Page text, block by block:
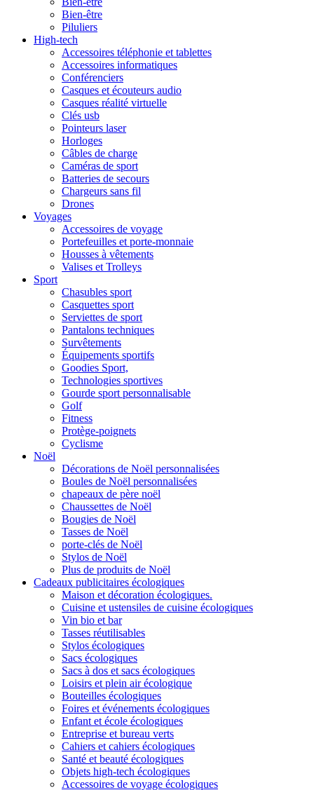
Bien-être
Piluliers
High-tech
Accessoires téléphonie et tablettes
Accessoires informatiques
Conférenciers
Casques et écouteurs audio
Casques réalité virtuelle
Clés usb
Pointeurs laser
Horloges
Câbles de charge
Caméras de sport
Batteries de secours
Chargeurs sans fil
Drones
Voyages
Accessoires de voyage
Portefeuilles et porte-monnaie
Housses à vêtements
Valises et Trolleys
Sport
Chasubles sport
Casquettes sport
Serviettes de sport
Pantalons techniques
Survêtements
Équipements sportifs
Goodies Sport,
Technologies sportives
Gourde sport personnalisable
Golf
Fitness
Protège-poignets
Cyclisme
Noël
Décorations de Noël personnalisées
Boules de Noël personnalisées
chapeaux de père noël
Chaussettes de Noël
Bougies de Noël
Tasses de Noël
porte-clés de Noël
Stylos de Noël
Plus de produits de Noël
Cadeaux publicitaires écologiques
Maison et décoration écologiques.
Cuisine et ustensiles de cuisine écologiques
Vin bio et bar
Tasses réutilisables
Stylos écologiques
Sacs écologiques
Sacs à dos et sacs écologiques
Loisirs et plein air écologique
Bouteilles écologiques
Foires et événements écologiques
Enfant et école écologiques
Entreprise et bureau verts
Cahiers et cahiers écologiques
Santé et beauté écologiques
Objets high-tech écologiques
Accessoires de voyage écologiques